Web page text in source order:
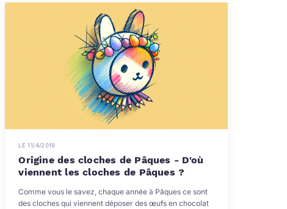
LE 11/4/2019
Origine des cloches de Pâques - D'où
viennent les cloches de Pâques ?
Comme vous le savez, chaque année à Pâques ce sont
des cloches qui viennent déposer des œufs en chocolat